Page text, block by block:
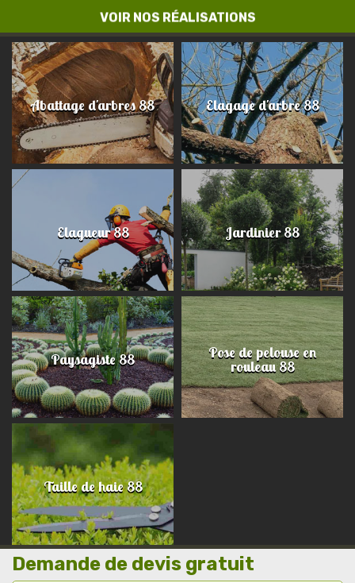
VOIR NOS RÉALISATIONS
Abattage d'arbres 88 Elagage d'arbre 88
Elagueur 88 Jardinier 88
Paysagiste 88 Pose de pelouse en
rouleau 88
Taille de haie 88
Demande de devis gratuit